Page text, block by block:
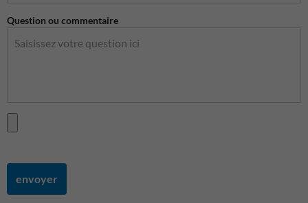
Question ou commentaire
envoyer